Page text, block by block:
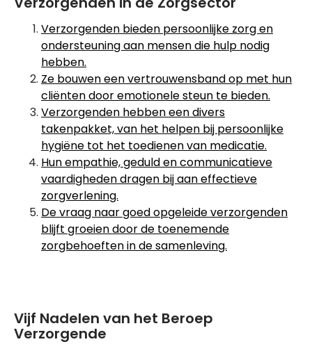
Verzorgenden bieden persoonlijke zorg en
ondersteuning aan mensen die hulp nodig
hebben.
Ze bouwen een vertrouwensband op met hun
cliënten door emotionele steun te bieden.
Verzorgenden hebben een divers
takenpakket, van het helpen bij persoonlijke
hygiëne tot het toedienen van medicatie.
Hun empathie, geduld en communicatieve
vaardigheden dragen bij aan effectieve
zorgverlening.
De vraag naar goed opgeleide verzorgenden
blijft groeien door de toenemende
zorgbehoeften in de samenleving.
Vijf Nadelen van het Beroep
Verzorgende